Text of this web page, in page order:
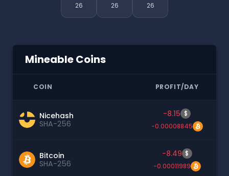
26 26 26
Mineable Coins
COIN PROFIT/DAY
Nicehash
SHA-256
-8.15 $
-0.00008845
Bitcoin
SHA-256
-8.49 $
-0.00011989